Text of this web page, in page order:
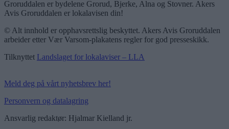
Groruddalen er bydelene Grorud, Bjerke, Alna og Stovner. Akers
Avis Groruddalen er lokalavisen din!
© Alt innhold er opphavsrettslig beskyttet. Akers Avis Groruddalen
arbeider etter Vær Varsom-plakatens regler for god presseskikk.
Tilknyttet Landslaget for lokalaviser – LLA
Meld deg på vårt nyhetsbrev her!
Personvern og datalagring
Ansvarlig redaktør: Hjalmar Kielland jr.